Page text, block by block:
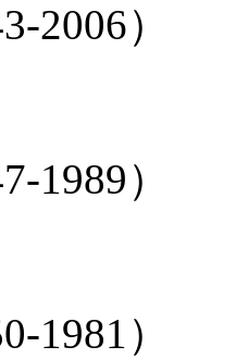
2006）
1989）
1981）